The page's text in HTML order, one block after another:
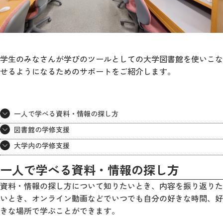
学生のみなさんが学びのツールとしての大学図書館を使いこな
せるようになるためのサポートをご紹介します。
一人で学べる資料・情報の探し方
図書館の学修支援
大学内の学修支援
一人で学べる資料・情報の探し方
資料・情報の探し方について知りたいとき、内容を振り返りた
いとき、オンライン動画などでいつでも自分の好きな時間、好
きな場所で学ぶことができます。